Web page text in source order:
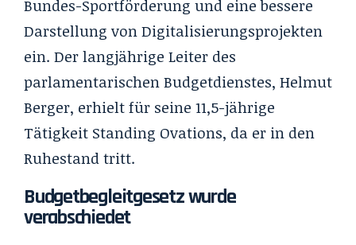
Bundes-Sportförderung und eine bessere
Darstellung von Digitalisierungsprojekten
ein. Der langjährige Leiter des
parlamentarischen Budgetdienstes, Helmut
Berger, erhielt für seine 11,5-jährige
Tätigkeit Standing Ovations, da er in den
Ruhestand tritt.
Budgetbegleitgesetz wurde
verabschiedet